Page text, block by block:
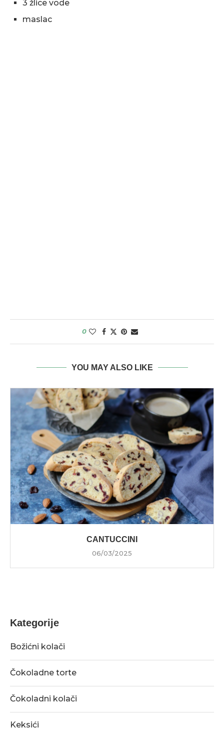
3 žlice vode
maslac
0
YOU MAY ALSO LIKE
CANTUCCINI
06/03/2025
Kategorije
Božićni kolači
Čokoladne torte
Čokoladni kolači
Keksići